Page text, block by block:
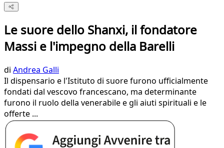
Le suore dello Shanxi, il fondatore
Massi e l'impegno della Barelli
di Andrea Galli
Il dispensario e l'Istituto di suore furono ufficialmente
fondati dal vescovo francescano, ma determinante
furono il ruolo della venerabile e gli aiuti spirituali e le
offerte ...